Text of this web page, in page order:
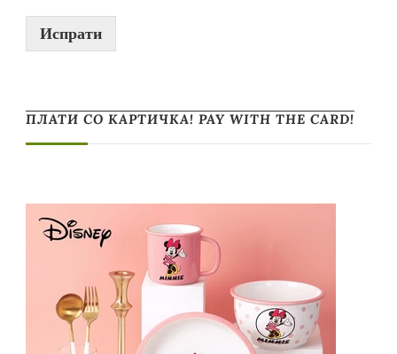
Испрати
ПЛАТИ СО КАРТИЧКА! PAY WITH THE CARD!